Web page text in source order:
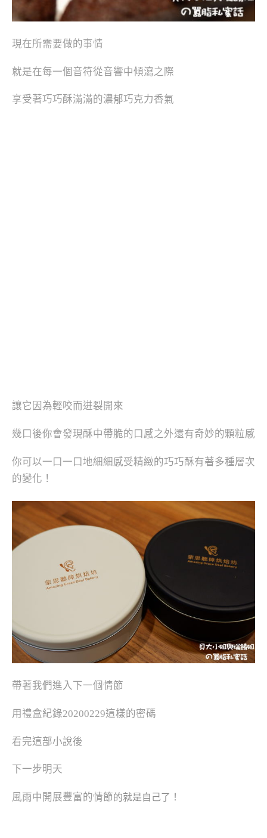
現在所需要做的事情
就是在每一個音符從音響中傾瀉之際
享受著巧巧酥滿滿的濃郁巧克力香氣
讓它因為輕咬而迸裂開來
幾口後你會發現酥中帶脆的口感之外還有奇妙的顆粒感
你可以一口一口地細細感受精緻的巧巧酥有著多種層次
的變化！
帶著我們進入下一個情節
用禮盒紀錄20200229這樣的密碼
看完這部小說後
下一步明天
風雨中開展豐富的情節的就是自己了！